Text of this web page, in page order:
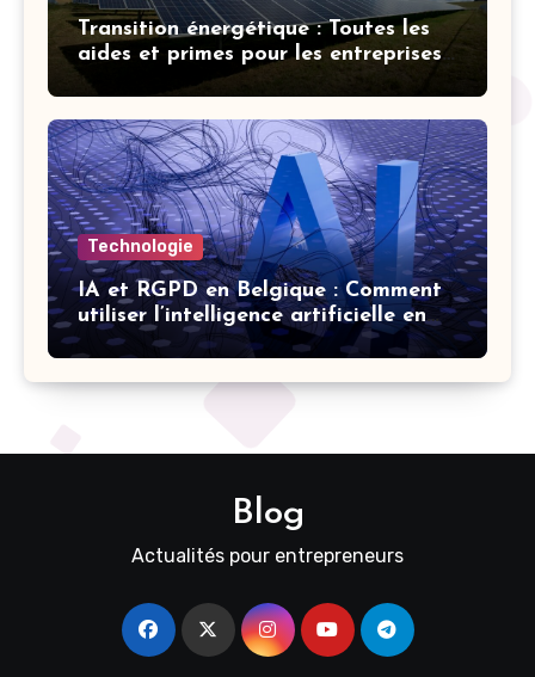
Transition énergétique : Toutes les
aides et primes pour les entreprises
belges en 2026
Technologie
IA et RGPD en Belgique : Comment
utiliser l’intelligence artificielle en
respectant la vie privée
Blog
Actualités pour entrepreneurs